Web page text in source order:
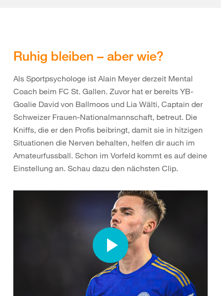
Ruhig bleiben – aber wie?
Als Sportpsychologe ist Alain Meyer derzeit Mental
Coach beim FC St. Gallen. Zuvor hat er bereits YB-
Goalie David von Ballmoos und Lia Wälti, Captain der
Schweizer Frauen-Nationalmannschaft, betreut. Die
Kniffs, die er den Profis beibringt, damit sie in hitzigen
Situationen die Nerven behalten, helfen dir auch im
Amateurfussball. Schon im Vorfeld kommt es auf deine
Einstellung an. Schau dazu den nächsten Clip.